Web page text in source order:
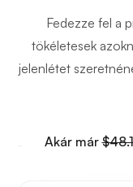
Fedezze fel a
tökéletesek
jelenlétet
Akár már